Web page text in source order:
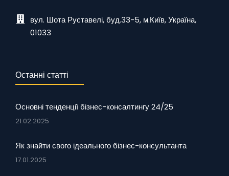
вул. Шота Руставелі, буд.33-5, м.Київ, Україна,
01033
Останні статті
Основні тенденції бізнес-консалтингу 24/25
21.02.2025
Як знайти свого ідеального бізнес-консультанта
17.01.2025